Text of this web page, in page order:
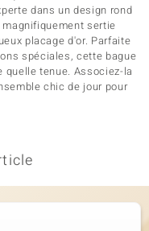
dans un design rond
sertie
placage d'or. Parfaite
spéciales, cette bague
quelle tenue. Associez-la
chic de jour pour